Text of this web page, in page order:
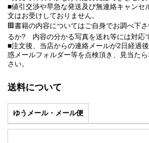
■値引交渉や早急な発送及び無連絡キャンセ
文はお受けしておりません。
🟥書籍の内容についてはご自身でお調べ下
るか? 内容の分かる写真を送れ等には対応
■注文後、当店からの連絡メールが2日経過
惑メールフォルダー等を点検頂き、見当た
さい。
送料について
ゆうメール・メール便